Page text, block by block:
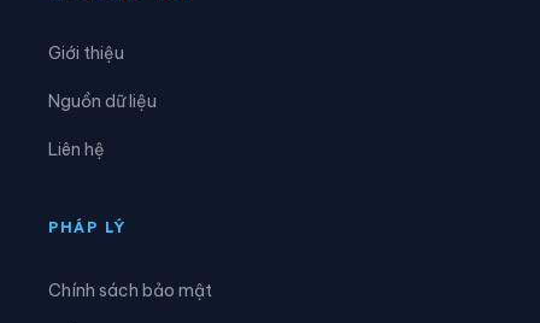
Xã Lộc Hà
Giới thiệu
Nguồn dữ liệu
Liên hệ
PHÁP LÝ
Chính sách bảo mật